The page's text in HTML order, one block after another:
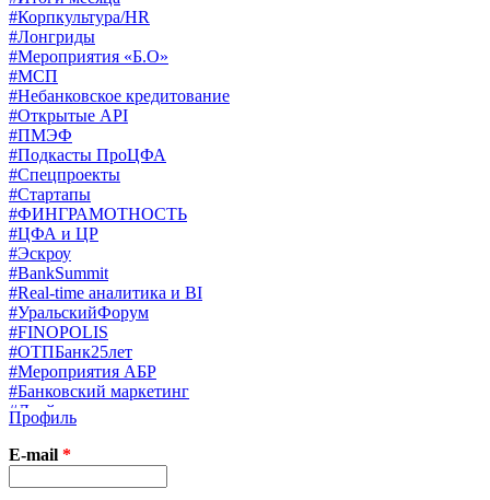
#Корпкультура/HR
#Лонгриды
#Мероприятия «Б.О»
#МСП
#Небанковское кредитование
#Открытые API
#ПМЭФ
#Подкасты ПроЦФА
#Спецпроекты
#Стартапы
#ФИНГРАМОТНОСТЬ
#ЦФА и ЦР
#Эскроу
#BankSummit
#Real-time аналитика и BI
#УральскийФорум
#FINOPOLIS
#ОТПБанк25лет
#Мероприятия АБР
#Банковский маркетинг
#Драйверы страхования
#Финконгресс ЦБ
#PB&WM
#UX/CX
#Экосистемы
Профиль
E-mail *